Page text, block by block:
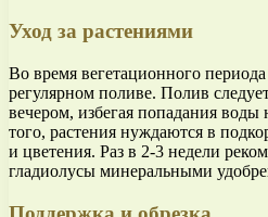
Уход за растениями
Во время вегетационного
регулярном поливе. Полив
вечером, избегая попадания
того, растения нуждаются в
и цветения. Раз в 2-3 недели
гладиолусы минеральными